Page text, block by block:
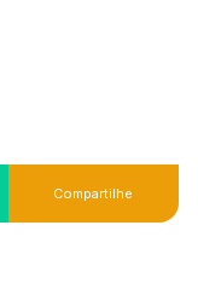
Compartilhe